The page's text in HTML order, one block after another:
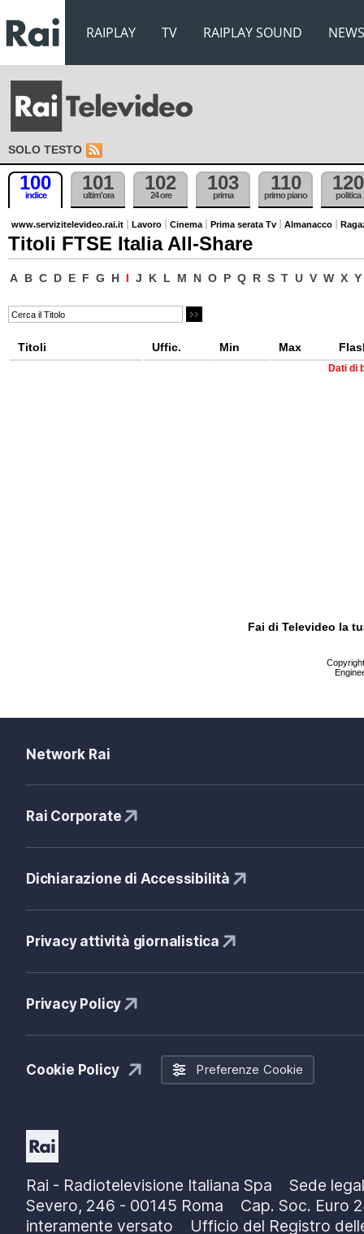
RAIPLAY TV RAIPLAY SOUND NEWS
SOLO TESTO
100
indice
101
ultim'ora
102
24 ore
103
prima
110
primo piano
120
politica
www.servizitelevideo.rai.it Lavoro Cinema Prima serata Tv Almanacco
Titoli FTSE Italia All-Share
A B C D E F G H I J K L M N O P Q R S T U V W X Y
Titoli Uffic. Min Max
Dati di
Fai di Televideo la